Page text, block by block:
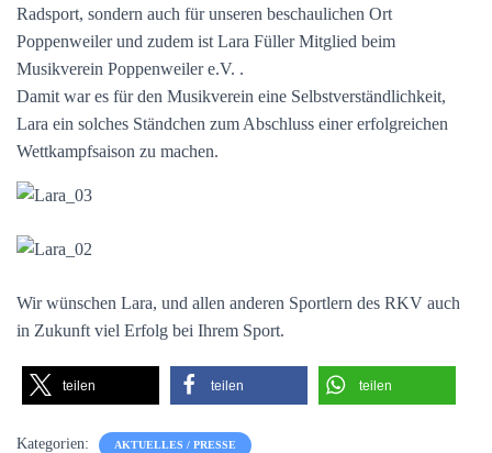
Radsport, sondern auch für unseren beschaulichen Ort
Poppenweiler und zudem ist Lara Füller Mitglied beim
Musikverein Poppenweiler e.V. .
Damit war es für den Musikverein eine Selbstverständlichkeit,
Lara ein solches Ständchen zum Abschluss einer erfolgreichen
Wettkampfsaison zu machen.
Wir wünschen Lara, und allen anderen Sportlern des RKV auch
in Zukunft viel Erfolg bei Ihrem Sport.
teilen teilen teilen
Kategorien: AKTUELLES / PRESSE